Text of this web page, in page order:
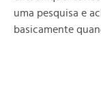
uma pesquisa e
basicamente